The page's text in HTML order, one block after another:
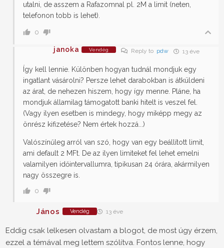
utalni, de asszem a Rafazomnal pl. 2M a limit (neten,
telefonon tobb is lehet).
0
janoka Vendég Reply to pdw 13 éve
Így kell lennie. Különben hogyan tudnál mondjuk egy
ingatlant vásárolni? Persze lehet darabokban is átküldeni
az árat, de nehezen hiszem, hogy így menne. Pláne, ha
mondjuk államilag támogatott banki hitelt is veszel fel.
(Vagy ilyen esetben is mindegy, hogy miképp megy az
önrész kifizetése? Nem értek hozzá...)
Valószínűleg arról van szó, hogy van egy beállított limit,
ami default 2 MFt. De az ilyen limiteket fel lehet emelni
valamilyen időintervallumra, tipikusan 24 órára, akármilyen
nagy összegre is.
0
János Vendég 13 éve
Eddig csak lelkesen olvastam a blogot, de most úgy érzem,
ezzel a témával meg lettem szólítva. Fontos lenne, hogy